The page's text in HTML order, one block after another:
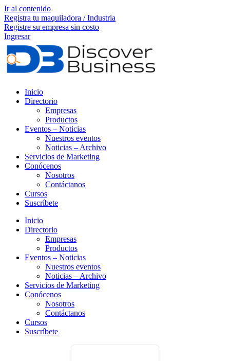
Ir al contenido
Registra tu maquiladora / Industria
Registre su empresa sin costo
Ingresar
Inicio
Directorio
Empresas
Productos
Eventos – Noticias
Nuestros eventos
Noticias – Archivo
Servicios de Marketing
Conócenos
Nosotros
Contáctanos
Cursos
Suscríbete
Inicio
Directorio
Empresas
Productos
Eventos – Noticias
Nuestros eventos
Noticias – Archivo
Servicios de Marketing
Conócenos
Nosotros
Contáctanos
Cursos
Suscríbete